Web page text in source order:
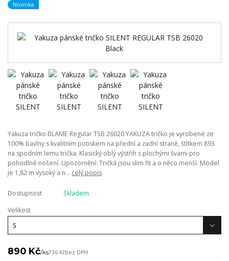
Novinka
Yakuza tričko BLAME Regular TSB 26020 YAKUZA tričko je vyrobené ze
100% bavlny s kvalitním potiskem na přední a zadní straně, štítkem 893
na spodním lemu trička. Klasický oblý výstřih s plochými švami pro
pohodlné nošení. Upozornění: Tričká jsou slim fit a o něco menší. Model
je 1,82 m vysoký a n... celý popis
Dostupnost
Skladem
Velikost
890 Kč/ks736 Kčbez DPH